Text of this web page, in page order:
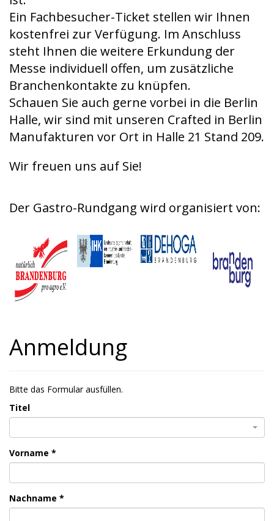
Ein Fachbesucher-Ticket stellen wir Ihnen
kostenfrei zur Verfügung. Im Anschluss
steht Ihnen die weitere Erkundung der
Messe individuell offen, um zusätzliche
Branchenkontakte zu knüpfen.
Schauen Sie auch gerne vorbei in die Berlin
Halle, wir sind mit unseren Crafted in Berlin
Manufakturen vor Ort in Halle 21 Stand 209.
Wir freuen uns auf Sie!
Der Gastro-Rundgang wird organisiert von:
Anmeldung
Bitte das Formular ausfüllen.
Titel
Vorname *
Nachname *